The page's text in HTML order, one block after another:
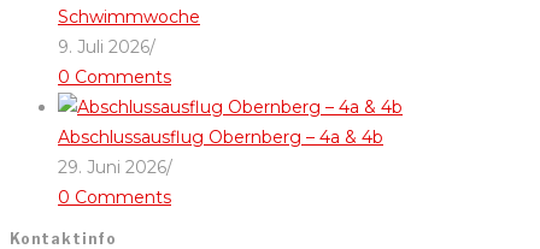
Schwimmwoche
9. Juli 2026/
0 Comments
Abschlussausflug Obernberg – 4a & 4b
29. Juni 2026/
0 Comments
Kontaktinfo